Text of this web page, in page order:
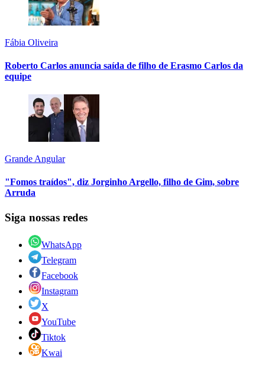
Fábia Oliveira
Roberto Carlos anuncia saída de filho de Erasmo Carlos da
equipe
Grande Angular
"Fomos traídos", diz Jorginho Argello, filho de Gim, sobre
Arruda
Siga nossas redes
WhatsApp
Telegram
Facebook
Instagram
X
YouTube
Tiktok
Kwai